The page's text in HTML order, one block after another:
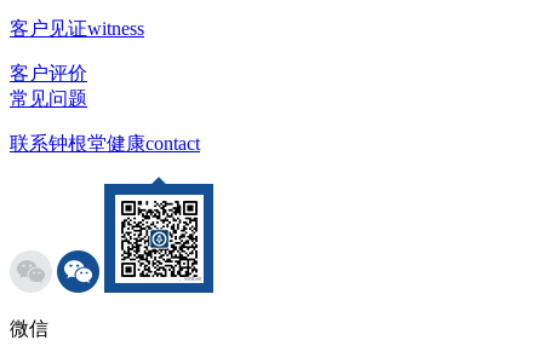
客户见证witness
客户评价
常见问题
联系钟根堂健康contact
微信